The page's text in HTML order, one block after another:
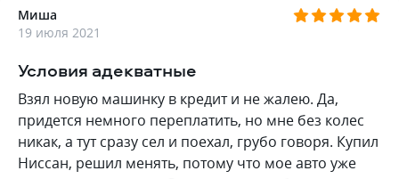
Миша
19 июля 2021
Условия адекватные
Взял новую машинку в кредит и не жалею. Да,
придется немного переплатить, но мне без колес
никак, а тут сразу сел и поехал, грубо говоря. Купил
Ниссан, решил менять, потому что мое авто уже